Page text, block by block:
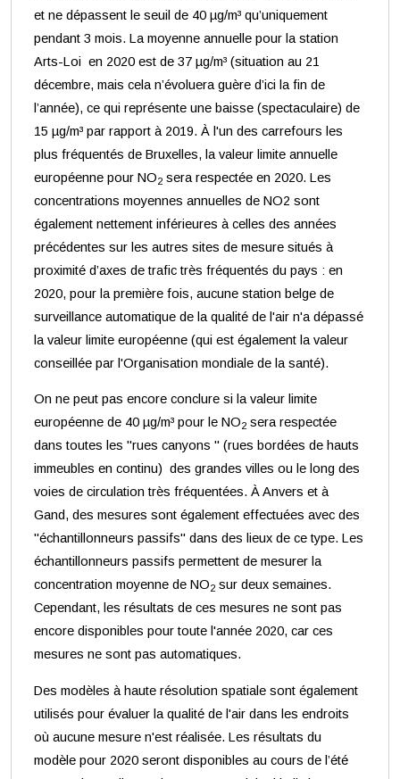
et ne dépassent le seuil de 40 µg/m³ qu’uniquement
pendant 3 mois. La moyenne annuelle pour la station
Arts-Loi en 2020 est de 37 µg/m³ (situation au 21
décembre, mais cela n’évoluera guère d’ici la fin de
l’année), ce qui représente une baisse (spectaculaire) de
15 µg/m³ par rapport à 2019. À l'un des carrefours les
plus fréquentés de Bruxelles, la valeur limite annuelle
européenne pour NO2 sera respectée en 2020. Les
concentrations moyennes annuelles de NO2 sont
également nettement inférieures à celles des années
précédentes sur les autres sites de mesure situés à
proximité d’axes de trafic très fréquentés du pays : en
2020, pour la première fois, aucune station belge de
surveillance automatique de la qualité de l'air n'a dépassé
la valeur limite européenne (qui est également la valeur
conseillée par l'Organisation mondiale de la santé).
On ne peut pas encore conclure si la valeur limite
européenne de 40 µg/m³ pour le NO2 sera respectée
dans toutes les "rues canyons " (rues bordées de hauts
immeubles en continu) des grandes villes ou le long des
voies de circulation très fréquentées. À Anvers et à
Gand, des mesures sont également effectuées avec des
"échantillonneurs passifs" dans des lieux de ce type. Les
échantillonneurs passifs permettent de mesurer la
concentration moyenne de NO2 sur deux semaines.
Cependant, les résultats de ces mesures ne sont pas
encore disponibles pour toute l'année 2020, car ces
mesures ne sont pas automatiques.
Des modèles à haute résolution spatiale sont également
utilisés pour évaluer la qualité de l'air dans les endroits
où aucune mesure n'est réalisée. Les résultats du
modèle pour 2020 seront disponibles au cours de l’été